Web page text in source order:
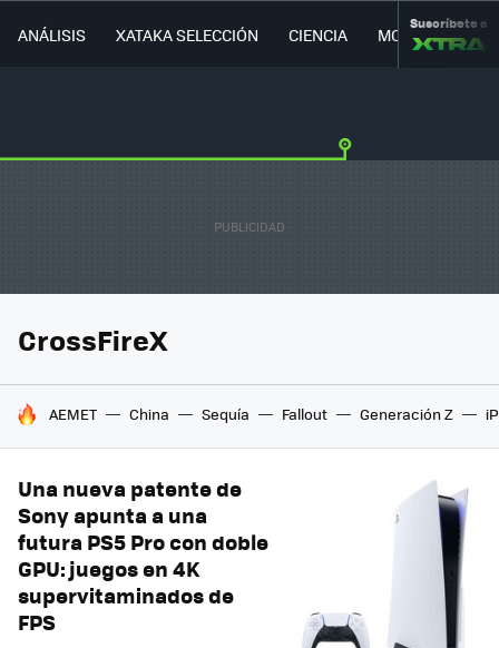
ANÁLISIS XATAKA SELECCIÓN CIENCIA MOVILIDAD
Suscríbete a
CrossFireX
HOY SE HABLA DE
AEMET China Sequía Fallout Generación Z
Una nueva patente de
Sony apunta a una
futura PS5 Pro con doble
GPU: juegos en 4K
supervitaminados de
FPS